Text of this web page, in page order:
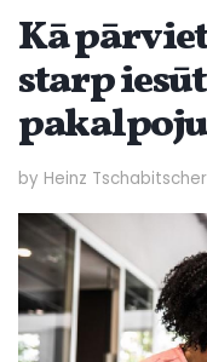
Kā
starp
by Heinz Tschabitscher